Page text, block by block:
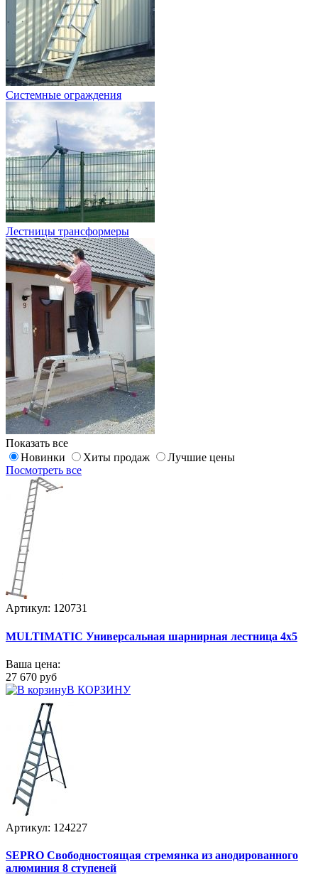
Системные ограждения
Лестницы трансформеры
Показать все
Новинки
Хиты продаж
Лучшие цены
Посмотреть все
Артикул: 120731
MULTIMATIC Универсальная шарнирная лестница 4х5
Ваша цена:
27 670 руб
В КОРЗИНУ
Артикул: 124227
SEPRO Свободностоящая стремянка из анодированного
алюминия 8 ступеней